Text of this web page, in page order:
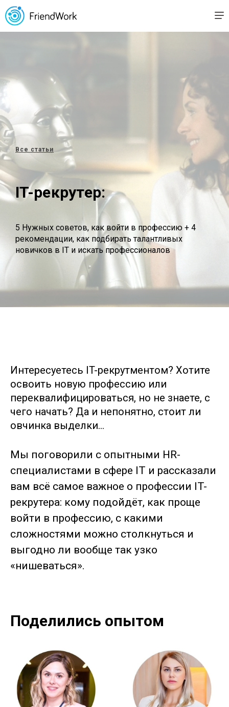
Все статьи
IT-рекрутер:
5 Нужных советов, как войти в профессию + 4
рекомендации, как подбирать талантливых
новичков в IT и искать профессионалов
Интересуетесь IT-рекрутментом? Хотите
освоить новую профессию или
переквалифицироваться, но не знаете, с
чего начать? Да и непонятно, стоит ли
овчинка выделки…
Мы поговорили с опытными HR-
специалистами в сфере IT и рассказали
вам всё самое важное о профессии IT-
рекрутера: кому подойдёт, как проще
войти в профессию, с какими
сложностями можно столкнуться и
выгодно ли вообще так узко
«нишеваться».
Поделились опытом